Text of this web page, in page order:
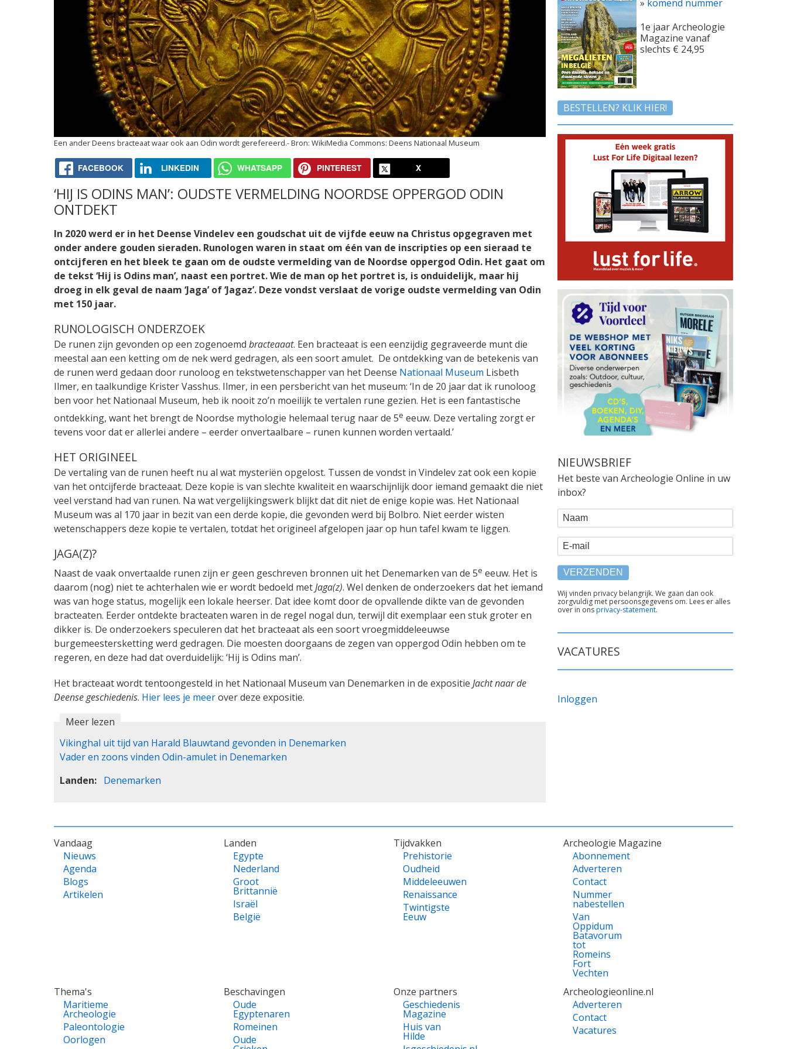
Een ander Deens bracteaat waar ook aan Odin wordt gerefereerd. WikiMedia Commons: Deens Nationaal Museum
FACEBOOK LINKEDIN WHATSAPP PINTEREST X
‘HIJ IS ODINS MAN’: OUDSTE VERMELDING NOORDSE OPPERGOD ODIN
ONTDEKT
In 2020 werd er in het Deense Vindelev een goudschat uit de vijfde eeuw na Christus opgegraven met
onder andere gouden sieraden. Runologen waren in staat om één van de inscripties op een sieraad te
ontcijferen en het bleek te gaan om de oudste vermelding van de Noordse oppergod Odin. Het gaat om
de tekst ‘Hij is Odins man’, naast een portret. Wie de man op het portret is, is onduidelijk, maar hij
droeg in elk geval de naam ‘Jaga’ of ‘Jagaz’. Deze vondst verslaat de vorige oudste vermelding van Odin
met 150 jaar.
RUNOLOGISCH ONDERZOEK
De runen zijn gevonden op een zogenoemd bracteaaat. Een bracteaat is een eenzijdig gegraveerde munt die
meestal aan een ketting om de nek werd gedragen, als een soort amulet. De ontdekking van de betekenis van
de runen werd gedaan door runoloog en tekstwetenschapper van het Deense Nationaal Museum Lisbeth
Ilmer, en taalkundige Krister Vasshus. Ilmer, in een persbericht van het museum: ‘In de 20 jaar dat ik runoloog
ben voor het Nationaal Museum, heb ik nooit zo’n moeilijk te vertalen rune gezien. Het is een fantastische
ontdekking, want het brengt de Noordse mythologie helemaal terug naar de 5e eeuw. Deze vertaling zorgt er
tevens voor dat er allerlei andere – eerder onvertaalbare – runen kunnen worden vertaald.’
HET ORIGINEEL
De vertaling van de runen heeft nu al wat mysteriën opgelost. Tussen de vondst in Vindelev zat ook een kopie
van het ontcijferde bracteaat. Deze kopie is van slechte kwaliteit en waarschijnlijk door iemand gemaakt die niet
veel verstand had van runen. Na wat vergelijkingswerk blijkt dat dit niet de enige kopie was. Het Nationaal
Museum was al 170 jaar in bezit van een derde kopie, die gevonden werd bij Bolbro. Niet eerder wisten
wetenschappers deze kopie te vertalen, totdat het origineel afgelopen jaar op hun tafel kwam te liggen.
JAGA(Z)?
Naast de vaak onvertaalde runen zijn er geen geschreven bronnen uit het Denemarken van de 5e eeuw. Het is
daarom (nog) niet te achterhalen wie er wordt bedoeld metJaga(z). Wel denken de onderzoekers dat het iemand
was van hoge status, mogelijk een lokale heerser. Dat idee komt door de opvallende dikte van de gevonden
bracteaten. Eerder ontdekte bracteaten waren in de regel nogal dun, terwijl dit exemplaar een stuk groter en
dikker is. De onderzoekers speculeren dat het bracteaat als een soort vroegmiddeleeuwse
burgemeestersketting werd gedragen. Die moesten doorgaans de zegen van oppergod Odin hebben om te
regeren, en deze had dat overduidelijk: ‘Hij is Odins man’.
Het bracteaat wordt tentoongesteld in het Nationaal Museum van Denemarken in de expositie Jacht naar de
Deense geschiedenis. Hier lees je meerover deze expositie.
Meer lezen
Vikinghal uit tijd van Harald Blauwtand gevonden in Denemarken
Vader en zoons vinden Odin-amulet in Denemarken
Landen
Denemarken
» komend nummer
1e jaar Archeologie
Magazine vanaf
slechts € 24,95
BESTELLEN? KLIK HIER!
NIEUWSBRIEF
Het beste van Archeologie Online in uw
inbox?
WEBFORM
Naam
E-mail
TEKST
ONDER
FORMULIER
Wij vinden privacy belangrijk. We gaan dan ook
zorgvuldig met persoonsgegevens om. Lees er alles
over in onsprivacy-statement.
VACATURES
Inloggen
VOET
Vandaag
Nieuws
Agenda
Blogs
Artikelen
Landen
Egypte
Nederland
Groot
Brittannië
Israël
België
Tijdvakken
Prehistorie
Oudheid
Middeleeuwen
Renaissance
Twintigste
Eeuw
Archeologie Magazine
Abonnement
Adverteren
Contact
Nummer
nabestellen
Van
Oppidum
Batavorum
tot
Romeins
Fort
Vechten
Thema's
Maritieme
Archeologie
Paleontologie
Oorlogen
Beschavingen
Oude
Egyptenaren
Romeinen
Oude
Onze partners
Geschiedenis
Magazine
Huis van
Hilde
Archeologieonline.nl
Adverteren
Contact
Vacatures